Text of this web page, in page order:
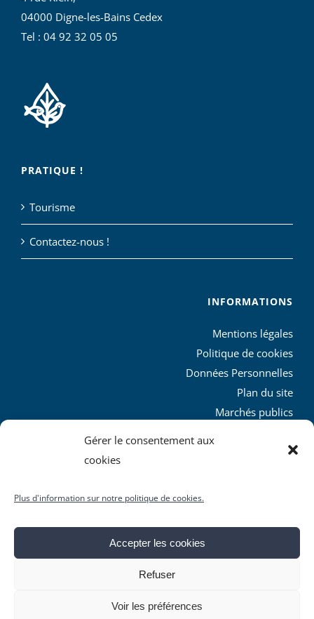
Gérer le consentement aux
cookies
Plus d'information sur notre politique de cookies.
Accepter les cookies
Refuser
Voir les préférences
04000 Digne-les-Bains Cedex
Tel : 04 92 32 05 05
PRATIQUE !
Tourisme
Contactez-nous !
INFORMATIONS
Mentions légales
Politique de cookies
Données Personnelles
Plan du site
Marchés publics
L’agglo recrute
réservés
Facebook
X YouTubeInstagram